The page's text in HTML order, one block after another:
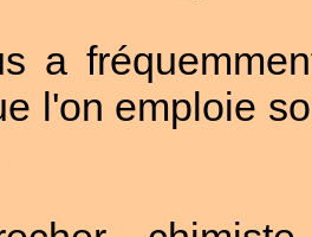
a
l'on emploie